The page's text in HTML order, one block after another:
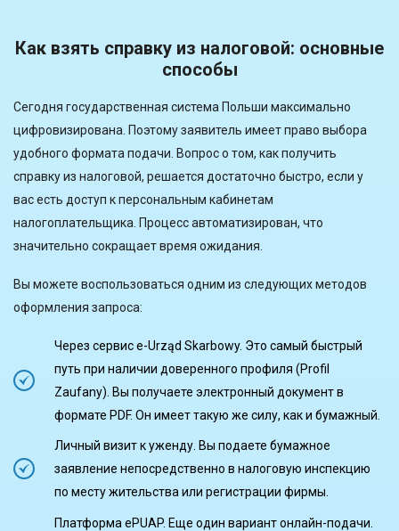
Как взять справку из налоговой: основные
способы
Сегодня государственная система Польши максимально
цифровизирована. Поэтому заявитель имеет право выбора
удобного формата подачи. Вопрос о том, как получить
справку из налоговой, решается достаточно быстро, если у
вас есть доступ к персональным кабинетам
налогоплательщика. Процесс автоматизирован, что
значительно сокращает время ожидания.
Вы можете воспользоваться одним из следующих методов
оформления запроса:
Через сервис e-Urząd Skarbowy. Это самый быстрый
путь при наличии доверенного профиля (Profil
Zaufany). Вы получаете электронный документ в
формате PDF. Он имеет такую ​​же силу, как и бумажный.
Личный визит к уженду. Вы подаете бумажное
заявление непосредственно в налоговую инспекцию
по месту жительства или регистрации фирмы.
Платформа ePUAP. Еще один вариант онлайн-подачи.